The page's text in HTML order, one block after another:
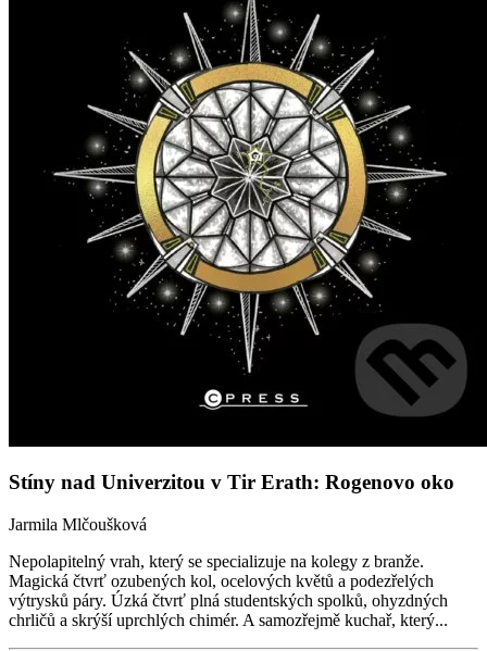
Stíny nad Univerzitou v Tir Erath: Rogenovo oko
Jarmila Mlčoušková
Nepolapitelný vrah, který se specializuje na kolegy z branže.
Magická čtvrť ozubených kol, ocelových květů a podezřelých
výtrysků páry. Úzká čtvrť plná studentských spolků, ohyzdných
chrličů a skrýší uprchlých chimér. A samozřejmě kuchař, který...